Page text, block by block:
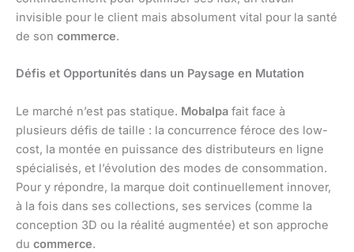
invisible pour le client mais absolument vital pour la santé
de son commerce.
Défis et Opportunités dans un Paysage en Mutation
Le marché n’est pas statique. Mobalpa fait face à
plusieurs défis de taille : la concurrence féroce des low-
cost, la montée en puissance des distributeurs en ligne
spécialisés, et l’évolution des modes de consommation.
Pour y répondre, la marque doit continuellement innover,
à la fois dans ses collections, ses services (comme la
conception 3D ou la réalité augmentée) et son approche
du commerce.